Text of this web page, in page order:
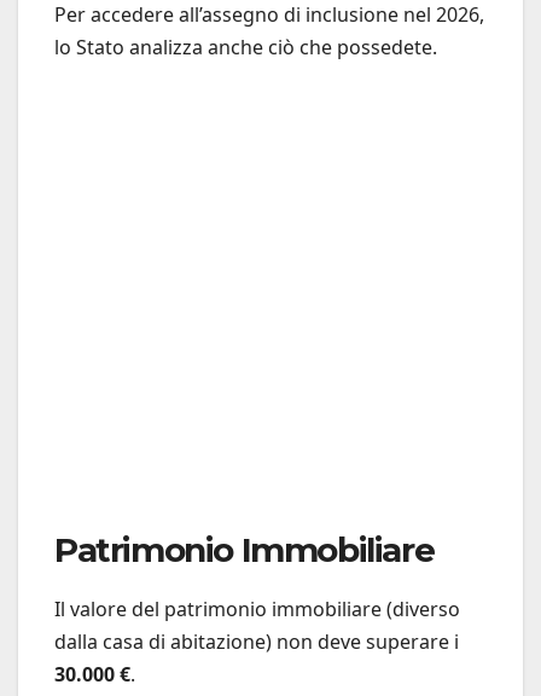
Per accedere all’assegno di inclusione nel 2026,
lo Stato analizza anche ciò che possedete.
Patrimonio Immobiliare
Il valore del patrimonio immobiliare (diverso
dalla casa di abitazione) non deve superare i
30.000 €.